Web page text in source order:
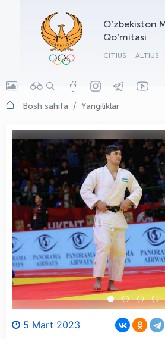
O‘zbekiston
Qo‘mitasi
CITIUS ALTIUS
Bosh sahifa Yangiliklar
5 Mart 2023
OLYMPCHIK AI - yordamchi
Onlayn · olympic.uz